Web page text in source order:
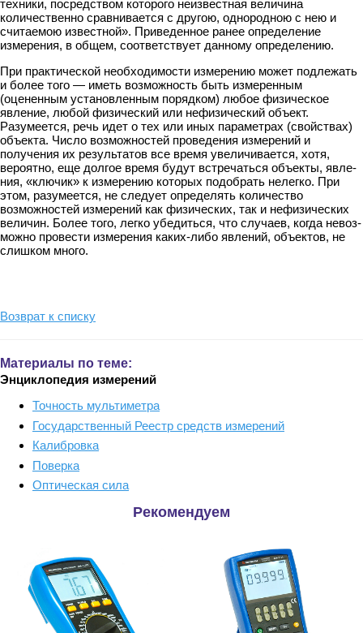
техники, посредством которого неизвестная величина
количественно сравнивается с дру­гою, однородною с нею и
считаемою известной». Приведенное ранее определение
измерения, в общем, соответствует данному определению.
При практической необходимости измерению может подлежать
и более того — иметь возможность быть измеренным
(оцененным установленным поряд­ком) любое физическое
явление, любой физический или нефизический объект.
Разумеется, речь идет о тех или иных параметрах (свойствах)
объекта. Число возможностей проведения измерений и
получения их результатов все время уве­личивается, хотя,
вероятно, еще долгое время будут встречаться объекты, явле­
ния, «ключик» к измерению которых подобрать нелегко. При
этом, разумеется, не следует определять количество
возможностей измерений как физических, так и нефизических
величин. Более того, легко убедиться, что случаев, когда невоз­
можно провести измерения каких-либо явлений, объектов, не
слишком много.
Возврат к списку
Материалы по теме:
Энциклопедия измерений
Точность мультиметра
Государственный Реестр средств измерений
Калибровка
Поверка
Оптическая сила
Рекомендуем